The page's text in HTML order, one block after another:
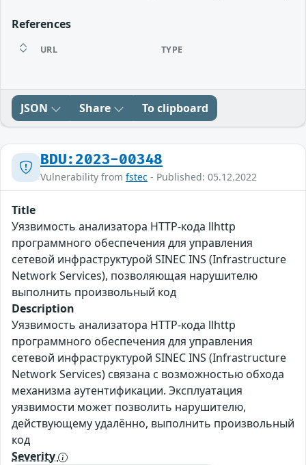
References
URL TYPE
JSON Share To clipboard
BDU:2023-00348
Vulnerability from fstec - Published: 05.12.2022
Title
Уязвимость анализатора HTTP-кода llhttp
программного обеспечения для управления
сетевой инфраструктурой SINEC INS (Infrastructure
Network Services), позволяющая нарушителю
выполнить произвольный код
Description
Уязвимость анализатора HTTP-кода llhttp
программного обеспечения для управления
сетевой инфраструктурой SINEC INS (Infrastructure
Network Services) связана с возможностью обхода
механизма аутентификации. Эксплуатация
уязвимости может позволить нарушителю,
действующему удалённо, выполнить произвольный
код
Severity